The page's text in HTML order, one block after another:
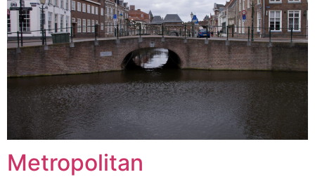
Metropolitan